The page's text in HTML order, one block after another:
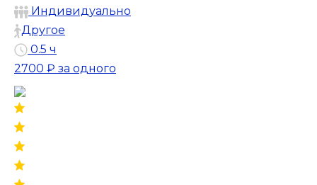
Индивидуально
Другое
0.5 ч
2700 ₽ за одного